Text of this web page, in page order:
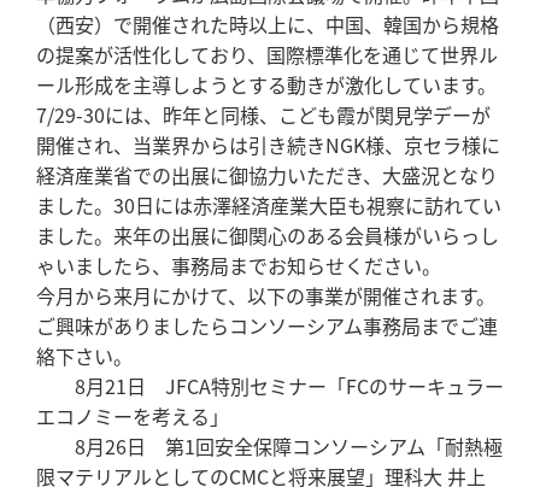
（西安）で開催された時以上に、中国、韓国から規格
の提案が活性化しており、国際標準化を通じて世界ル
ール形成を主導しようとする動きが激化しています。
7/29-30には、昨年と同様、こども霞が関見学デーが
開催され、当業界からは引き続きNGK様、京セラ様に
経済産業省での出展に御協力いただき、大盛況となり
ました。30日には赤澤経済産業大臣も視察に訪れてい
ました。来年の出展に御関心のある会員様がいらっし
ゃいましたら、事務局までお知らせください。
今月から来月にかけて、以下の事業が開催されます。
ご興味がありましたらコンソーシアム事務局までご連
絡下さい。
8月21日 JFCA特別セミナー「FCのサーキュラー
エコノミーを考える」
8月26日 第1回安全保障コンソーシアム「耐熱極
限マテリアルとしてのCMCと将来展望」理科大 井上